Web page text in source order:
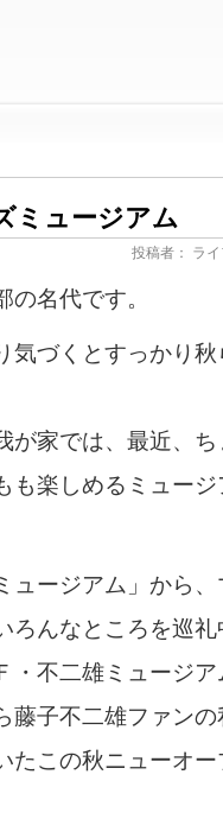
ミュージアム
投稿者： ラ
名代です。
気づくとすっかり
が家では、最近、
も楽しめるミュー
ュージアム」から
ろんなところを巡
・不二雄ミュージ
藤子不二雄ファン
たこの秋ニューオ